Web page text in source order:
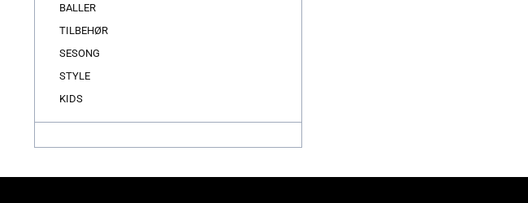
BALLER
TILBEHØR
SESONG
STYLE
KIDS